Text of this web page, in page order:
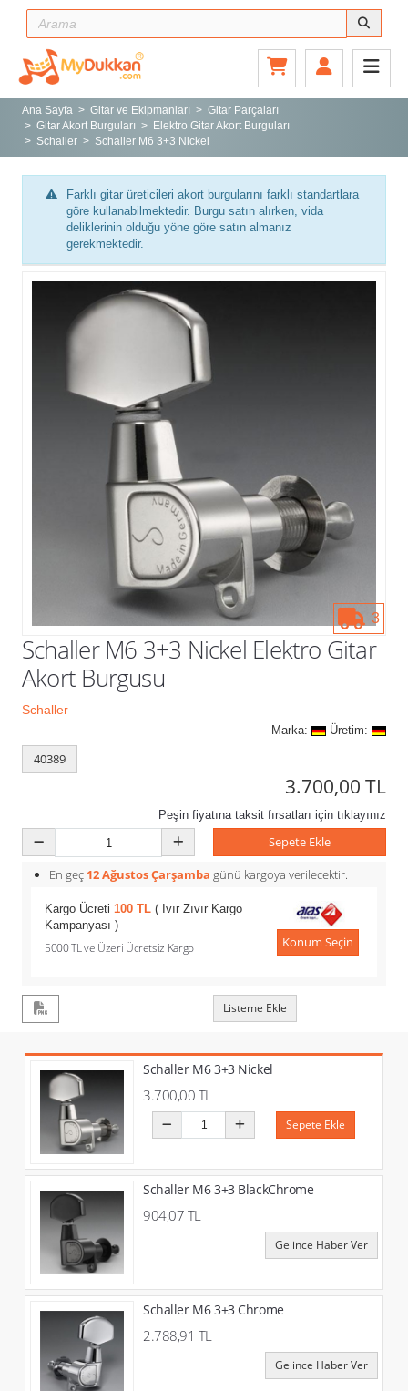
Ana Sayfa
Gitar ve Ekipmanları
Sahne ve Stüdyo
Tuşlu Çalgılar
Vurmalı Çalgılar
Türk Müziği Enstrümanları
Ana Sayfa Gitar ve Ekipmanları
Gitar Parçaları
Gitar Akort Burguları
Elektro Gitar Akort Burguları
Schaller
Schaller M6 3+3 Nickel
Farklı gitar üreticileri akort burgularını farklı standartlara
göre kullanabilmektedir. Burgu satın alırken, vida
deliklerinin olduğu yöne göre satın almanız
gerekmektedir.
3
Schaller M6 3+3 Nickel Elektro Gitar
Akort Burgusu
Schaller
Marka: Üretim:
40389
3.700,00 TL
Peşin fiyatına taksit fırsatları için tıklayınız
Sepete Ekle
En geç 12 Ağustos Çarşamba günü kargoya verilecektir.
Kargo Ücreti 100 TL ( Ivır Zıvır Kargo
Kampanyası )
5000 TL ve Üzeri Ücretsiz Kargo Konum Seçin
Listeme Ekle
Schaller M6 3+3 Nickel
3.700,00 TL
Sepete Ekle
Schaller M6 3+3 BlackChrome
904,07 TL
Gelince Haber Ver
Schaller M6 3+3 Chrome
2.788,91 TL
Gelince Haber Ver